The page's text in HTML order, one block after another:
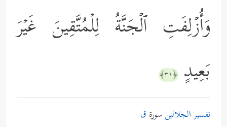
وَأُزۡلِفَتِ ٱلۡجَنَّةُ لِلۡمُتَّقِینَ غَیۡرَ
بَعِیدٍ ﴿٣١﴾
تفسير الجلالينسورة ق